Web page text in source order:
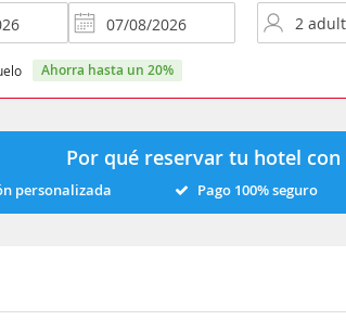
ahorra hasta un 20%
Por qué reservar tu hotel
personalizada Pago 100% seguro